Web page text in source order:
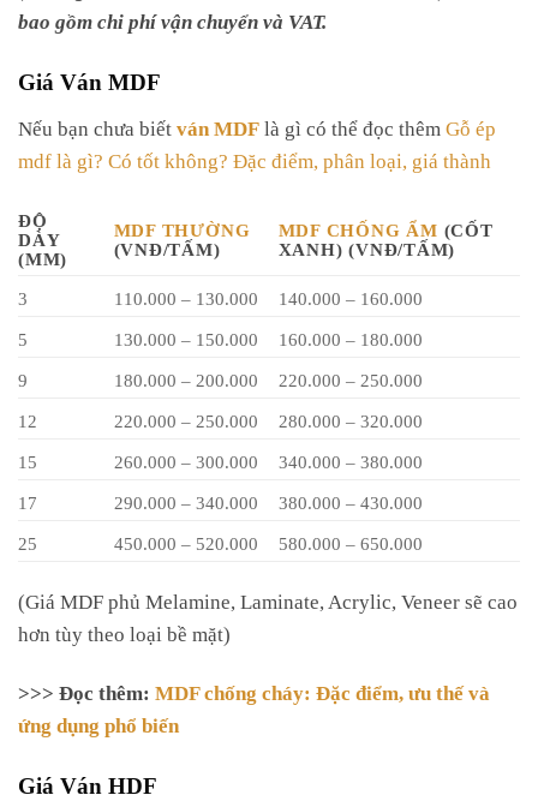
bao gồm chi phí vận chuyển và VAT.
Giá Ván MDF
Nếu bạn chưa biết ván MDF là gì có thể đọc thêm Gỗ ép
mdf là gì? Có tốt không? Đặc điểm, phân loại, giá thành
ĐỘ
DÀY
(MM)
MDF THƯỜNG
(VNĐ/TẤM)
MDF CHỐNG ẨM (CỐT
XANH) (VNĐ/TẤM)
3 110.000 – 130.000 140.000 – 160.000
5 130.000 – 150.000 160.000 – 180.000
9 180.000 – 200.000 220.000 – 250.000
12 220.000 – 250.000 280.000 – 320.000
15 260.000 – 300.000 340.000 – 380.000
17 290.000 – 340.000 380.000 – 430.000
25 450.000 – 520.000 580.000 – 650.000
(Giá MDF phủ Melamine, Laminate, Acrylic, Veneer sẽ cao
hơn tùy theo loại bề mặt)
>>> Đọc thêm: MDF chống cháy: Đặc điểm, ưu thế và
ứng dụng phổ biến
Giá Ván HDF